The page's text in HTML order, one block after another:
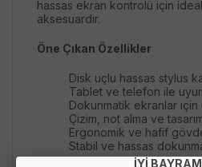
hassas ekran kontrolü için ideal
aksesuardır.
Öne Çıkan Özellikler
Disk uçlu hassas stylus
Tablet ve telefon ile
Dokunmatik ekranlar için
Çizim, not alma ve
Ergonomik ve hafif
Stabil ve hassas
İYİ